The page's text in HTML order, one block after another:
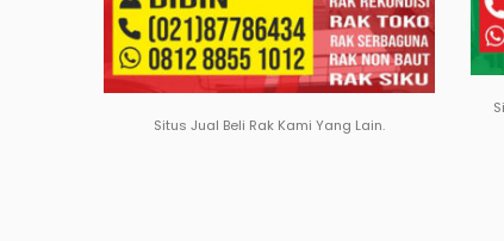
Situs Jual Beli Rak Kami Yang Lain.